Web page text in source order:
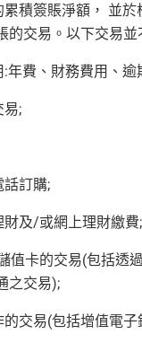
積簽賬淨額， 並於
的交易。以下交易並
:年費、財務費用、逾
易;
話訂購;
財及/或網上理財繳費;
值卡的交易(包括透
之交易);
的交易(包括增值電子